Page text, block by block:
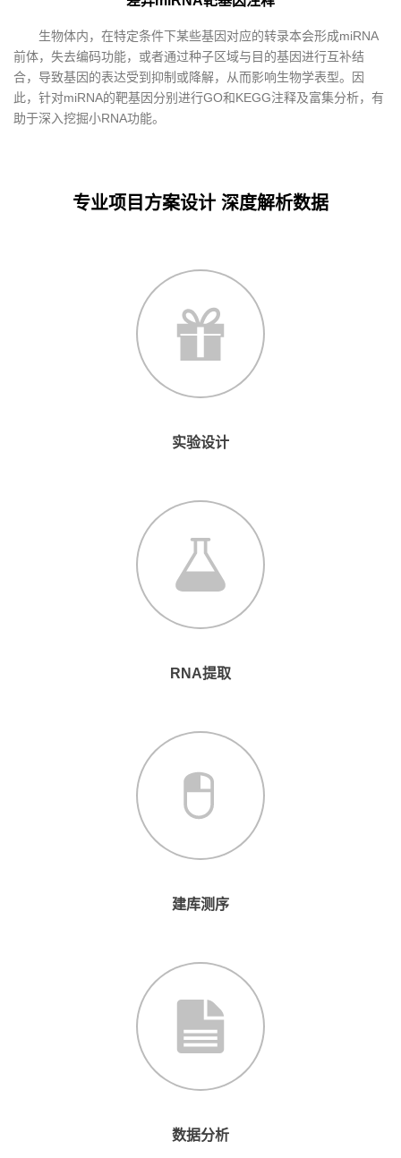
生物体内，在特定条件下某些基因对应的转录本会形成miRNA
前体，失去编码功能，或者通过种子区域与目的基因进行互补结
合，导致基因的表达受到抑制或降解，从而影响生物学表型。因
此，针对miRNA的靶基因分别进行GO和KEGG注释及富集分析，有
助于深入挖掘小RNA功能。
专业项目方案设计 深度解析数据
实验设计
RNA提取
建库测序
数据分析